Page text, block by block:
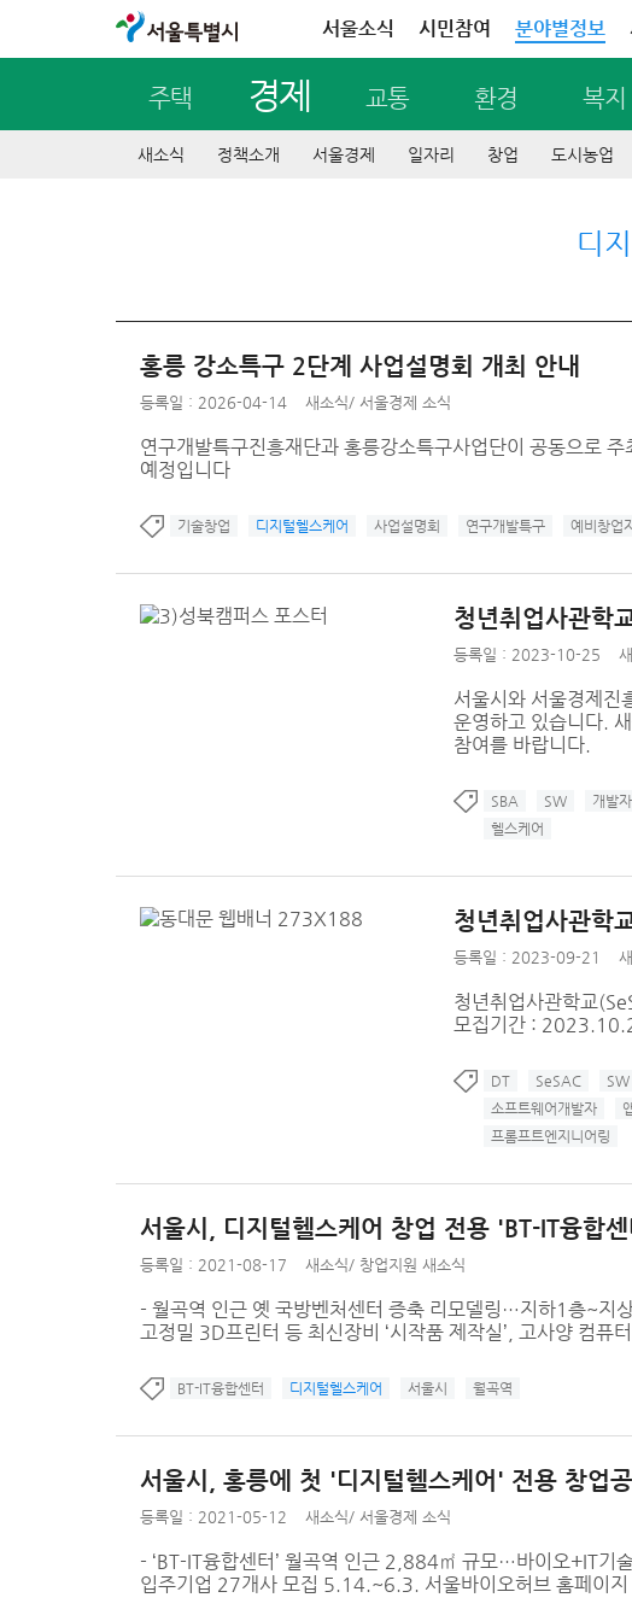
서울특별시 서울소식 시민참여 분야별정보
주택 경제 교통 환경 복지
새소식 정책소개 서울경제 일자리 창업 도시농업
디
홍릉 강소특구 2단계 사업설명회 개최 안내
등록일 : 2026-04-14 새소식/ 서울경제 소식
연구개발특구진흥재단과 홍릉강소특구사업단이 공동으로
예정입니다
기술창업 디지털헬스케어 사업설명회 연구개발특구 예비창업
청년취업사관학
등록일 : 2023-10-25
서울시와 서울경제진
운영하고 있습니다.
참여를 바랍니다.
SBA SW 개발자
헬스케어
청년취업사관학
등록일 : 2023-09-21
청년취업사관학교
모집기간 :
DT SeSAC SW
소프트웨어개발자
프롬프트엔지니어링
서울시, 디지털헬스케어 창업 전용 'BT-IT융합
등록일 : 2021-08-17 새소식/ 창업지원 새소식
- 월곡역 인근 옛 국방벤처센터 증축 리모델링…지하1층~지
고정밀 3D프린터 등 최신장비 ‘시작품 제작실’, 고사양 컴퓨
BT-IT융합센터 디지털헬스케어 서울시 월곡역
서울시, 홍릉에 첫 '디지털헬스케어' 전용 창업
등록일 : 2021-05-12 새소식/ 서울경제 소식
- ‘BT-IT융합센터’ 월곡역 인근 2,884㎡ 규모…바이오+IT기
입주기업 27개사 모집 5.14.~6.3. 서울바이오허브 홈페이